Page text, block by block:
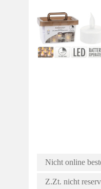
Nicht online
Z.Zt. nicht